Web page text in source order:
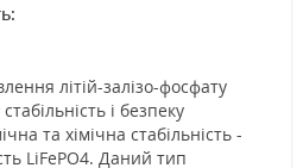
літій-залізо-фосфату
і безпеку
та хімічна стабільність -
LiFePO4. Даний тип